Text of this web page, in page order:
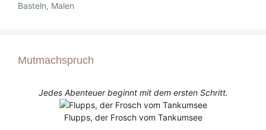
Basteln, Malen
Mutmachspruch
Jedes Abenteuer beginnt mit dem ersten Schritt.
Flupps, der Frosch vom Tankumsee